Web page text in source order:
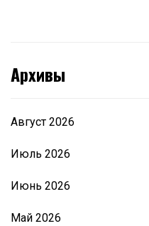
Архивы
Август 2026
Июль 2026
Июнь 2026
Май 2026